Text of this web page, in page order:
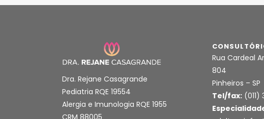
Dra. Rejane Casagrande
Pediatria RQE 19554
Alergia e Imunologia RQE 1955
Rua Cardeal
804
Pinheiros – SP
Tel/fax: